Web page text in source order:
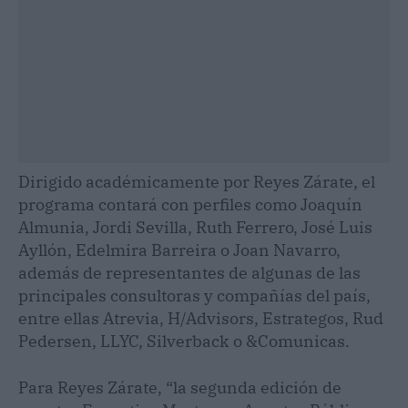
Dirigido académicamente por Reyes Zárate, el
programa contará con perfiles como Joaquín
Almunia, Jordi Sevilla, Ruth Ferrero, José Luis
Ayllón, Edelmira Barreira o Joan Navarro,
además de representantes de algunas de las
principales consultoras y compañías del país,
entre ellas Atrevia, H/Advisors, Estrategos, Rud
Pedersen, LLYC, Silverback o &Comunicas.
Para Reyes Zárate, “la segunda edición de